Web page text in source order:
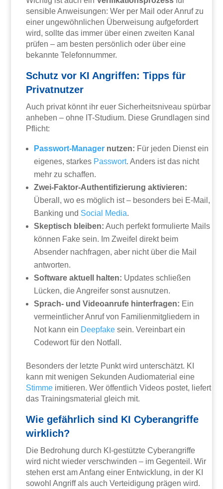
sensible Anweisungen: Wer per Mail oder Anruf zu
einer ungewöhnlichen Überweisung aufgefordert
wird, sollte das immer über einen zweiten Kanal
prüfen – am besten persönlich oder über eine
bekannte Telefonnummer.
Schutz vor KI Angriffen: Tipps für
Privatnutzer
Auch privat könnt ihr euer Sicherheitsniveau spürbar
anheben – ohne IT-Studium. Diese Grundlagen sind
Pflicht:
Passwort-Manager nutzen: Für jeden Dienst ein
eigenes, starkes Passwort. Anders ist das nicht
mehr zu schaffen.
Zwei-Faktor-Authentifizierung aktivieren:
Überall, wo es möglich ist – besonders bei E-Mail,
Banking und Social Media.
Skeptisch bleiben: Auch perfekt formulierte Mails
können Fake sein. Im Zweifel direkt beim
Absender nachfragen, aber nicht über die Mail
antworten.
Software aktuell halten: Updates schließen
Lücken, die Angreifer sonst ausnutzen.
Sprach- und Videoanrufe hinterfragen: Ein
vermeintlicher Anruf von Familienmitgliedern in
Not kann ein Deepfake sein. Vereinbart ein
Codewort für den Notfall.
Besonders der letzte Punkt wird unterschätzt. KI
kann mit wenigen Sekunden Audiomaterial eine
Stimme imitieren. Wer öffentlich Videos postet, liefert
das Trainingsmaterial gleich mit.
Wie gefährlich sind KI Cyberangriffe
wirklich?
Die Bedrohung durch KI-gestützte Cyberangriffe
wird nicht wieder verschwinden – im Gegenteil. Wir
stehen erst am Anfang einer Entwicklung, in der KI
sowohl Angriff als auch Verteidigung prägen wird.